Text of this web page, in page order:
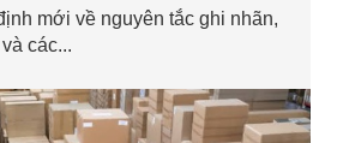
mới về nguyên tắc ghi nhãn,
các...